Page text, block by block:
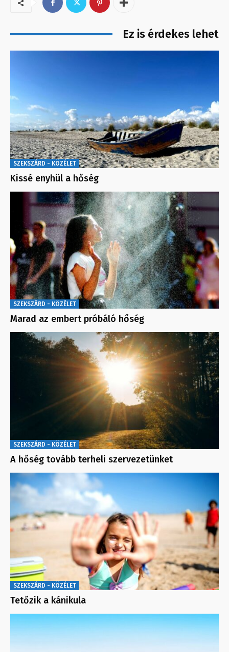
Ez is érdekes lehet
SZEKSZÁRD - KÖZÉLET
Kissé enyhül a hőség
SZEKSZÁRD - KÖZÉLET
Marad az embert próbáló hőség
SZEKSZÁRD - KÖZÉLET
A hőség tovább terheli szervezetünket
SZEKSZÁRD - KÖZÉLET
Tetőzik a kánikula